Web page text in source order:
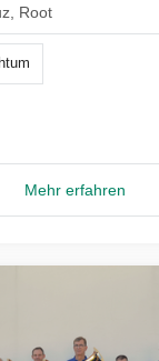
Root
Mehr erfahren